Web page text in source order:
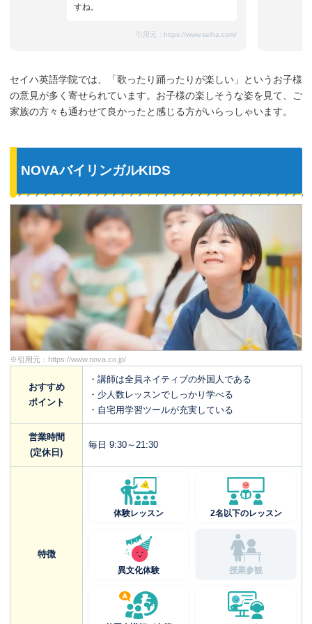
すね。
引用元： https://www.seiha.com/
セイハ英語学院では、「歌ったり踊ったりが楽しい」というお子様
の意見が多く寄せられています。お子様の楽しそうな姿を見て、ご
家族の方々も通わせて良かったと感じる方がいらっしゃいます。
NOVAバイリンガルKIDS
※引用元： https://www.nova.co.jp/
おすすめ
ポイント
・講師は全員ネイティブの外国人である
・少人数レッスンでしっかり学べる
・自宅用学習ツールが充実している
営業時間
(定休日)
毎日 9:30～21:30
特徴
体験レッスン 2名以下のレッスン
異文化体験 授業参観